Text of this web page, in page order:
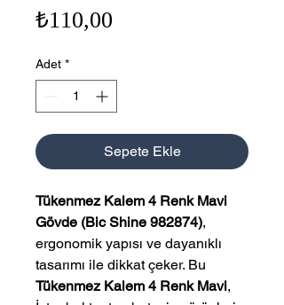
₺110,00
Adet *
Sepete Ekle
Tükenmez Kalem 4 Renk Mavi
Gövde (Bic Shine 982874),
ergonomik yapısı ve dayanıklı
tasarımı ile dikkat çeker. Bu
Tükenmez Kalem 4 Renk Mavi,